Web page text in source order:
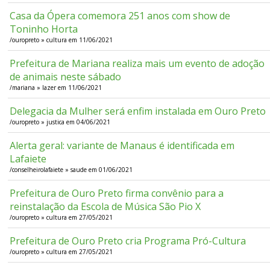
Casa da Ópera comemora 251 anos com show de
Toninho Horta
/ouropreto » cultura em 11/06/2021
Prefeitura de Mariana realiza mais um evento de adoção
de animais neste sábado
/mariana » lazer em 11/06/2021
Delegacia da Mulher será enfim instalada em Ouro Preto
/ouropreto » justica em 04/06/2021
Alerta geral: variante de Manaus é identificada em
Lafaiete
/conselheirolafaiete » saude em 01/06/2021
Prefeitura de Ouro Preto firma convênio para a
reinstalação da Escola de Música São Pio X
/ouropreto » cultura em 27/05/2021
Prefeitura de Ouro Preto cria Programa Pró-Cultura
/ouropreto » cultura em 27/05/2021